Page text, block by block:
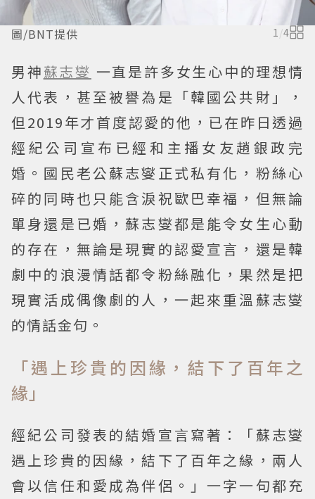
圖/BNT提供 1 /4
男神蘇志燮 一直是許多女生心中的理想情
人代表，甚至被譽為是「韓國公共財」，
但2019年才首度認愛的他，已在昨日透過
經紀公司宣布已經和主播女友趙銀政完
婚。國民老公蘇志燮正式私有化，粉絲心
碎的同時也只能含淚祝歐巴幸福，但無論
單身還是已婚，蘇志燮都是能令女生心動
的存在，無論是現實的認愛宣言，還是韓
劇中的浪漫情話都令粉絲融化，果然是把
現實活成偶像劇的人，一起來重溫蘇志燮
的情話金句。
「遇上珍貴的因緣，結下了百年之
緣」
經紀公司發表的結婚宣言寫著：「蘇志燮
遇上珍貴的因緣，結下了百年之緣，兩人
會以信任和愛成為伴侶。」一字一句都充